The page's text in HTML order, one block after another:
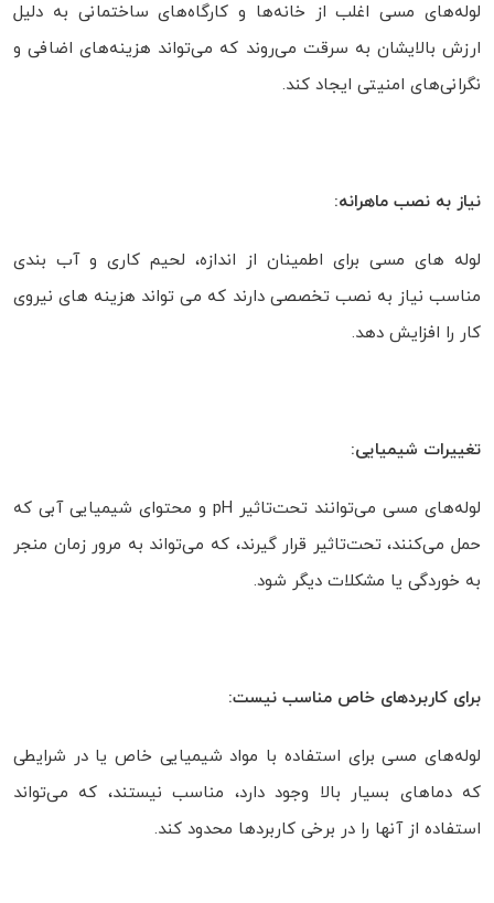
لوله‌های مسی اغلب از خانه‌ها و کارگاه‌های ساختمانی به دلیل
ارزش بالایشان به سرقت می‌روند که می‌تواند هزینه‌های اضافی و
نگرانی‌های امنیتی ایجاد کند.
نیاز به نصب ماهرانه:
لوله های مسی برای اطمینان از اندازه، لحیم کاری و آب بندی
مناسب نیاز به نصب تخصصی دارند که می تواند هزینه های نیروی
کار را افزایش دهد.
تغییرات شیمیایی:
لوله‌های مسی می‌توانند تحت‌تاثیر pH و محتوای شیمیایی آبی که
حمل می‌کنند، تحت‌تاثیر قرار گیرند، که می‌تواند به مرور زمان منجر
به خوردگی یا مشکلات دیگر شود.
برای کاربردهای خاص مناسب نیست:
لوله‌های مسی برای استفاده با مواد شیمیایی خاص یا در شرایطی
که دماهای بسیار بالا وجود دارد، مناسب نیستند، که می‌تواند
استفاده از آنها را در برخی کاربردها محدود کند.